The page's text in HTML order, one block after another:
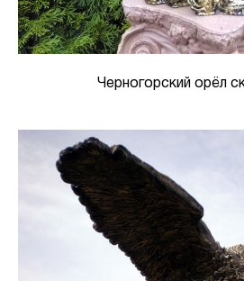
Черногорский орёл